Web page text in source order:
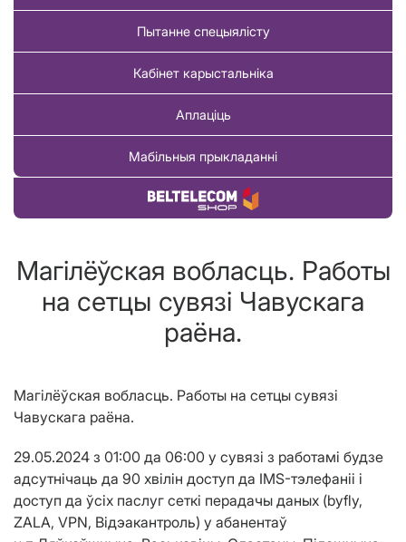
Пытанне спецыялісту
Кабінет карыстальніка
Аплаціць
Мабільныя прыкладанні
Купіць тавар
Магілёўская вобласць. Работы
на сетцы сувязі Чавускага
раёна.
Магілёўская вобласць. Работы на сетцы сувязі
Чавускага раёна.
29.05.2024 з 01:00 да 06:00 у сувязі з работамі будзе
адсутнічаць да 90 хвілін доступ да IMS-тэлефаніі і
доступ да ўсіх паслуг сеткі перадачы даных (byfly,
ZALA, VPN, Відэакантроль) у абанентаў